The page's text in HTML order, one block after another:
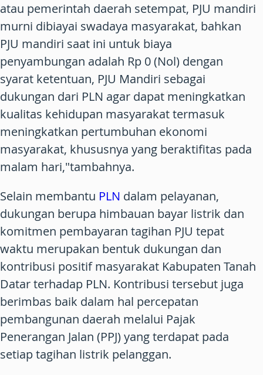
atau pemerintah daerah setempat, PJU mandiri
murni dibiayai swadaya masyarakat, bahkan
PJU mandiri saat ini untuk biaya
penyambungan adalah Rp 0 (Nol) dengan
syarat ketentuan, PJU Mandiri sebagai
dukungan dari PLN agar dapat meningkatkan
kualitas kehidupan masyarakat termasuk
meningkatkan pertumbuhan ekonomi
masyarakat, khususnya yang beraktifitas pada
malam hari,"tambahnya.
Selain membantu PLN dalam pelayanan,
dukungan berupa himbauan bayar listrik dan
komitmen pembayaran tagihan PJU tepat
waktu merupakan bentuk dukungan dan
kontribusi positif masyarakat Kabupaten Tanah
Datar terhadap PLN. Kontribusi tersebut juga
berimbas baik dalam hal percepatan
pembangunan daerah melalui Pajak
Penerangan Jalan (PPJ) yang terdapat pada
setiap tagihan listrik pelanggan.